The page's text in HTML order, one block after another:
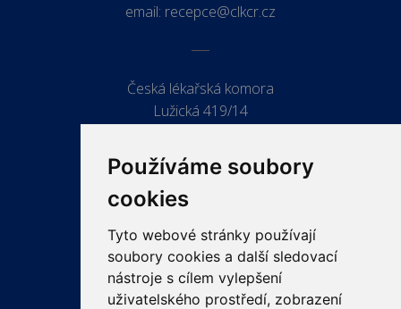
Používáme soubory
cookies
Tyto webové stránky používají
soubory cookies a další sledovací
nástroje s cílem vylepšení
uživatelského prostředí, zobrazení
email: recepce@clkcr.cz
Česká lékařská komora
Lužická 419/14
ODKAZY
PRO LÉKAŘE
PRO VEŘEJNOST